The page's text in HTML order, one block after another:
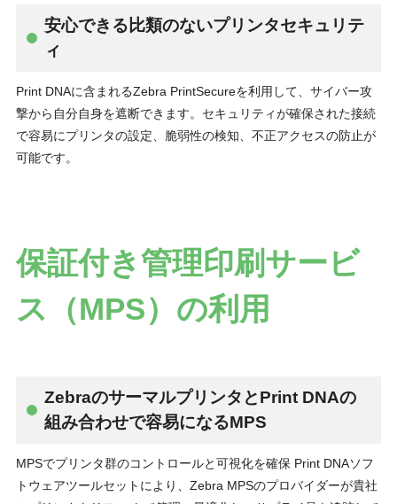
安心できる比類のないプリンタセキュリテ
ィ
Print DNAに含まれるZebra PrintSecureを利用して、サイバー攻
撃から自分自身を遮断できます。セキュリティが確保された接続
で容易にプリンタの設定、脆弱性の検知、不正アクセスの防止が
可能です。
保証付き管理印刷サービ
ス（MPS）の利用
ZebraのサーマルプリンタとPrint DNAの
組み合わせで容易になるMPS
MPSでプリンタ群のコントロールと可視化を確保 Print DNAソフ
トウェアツールセットにより、Zebra MPSのプロバイダーが貴社